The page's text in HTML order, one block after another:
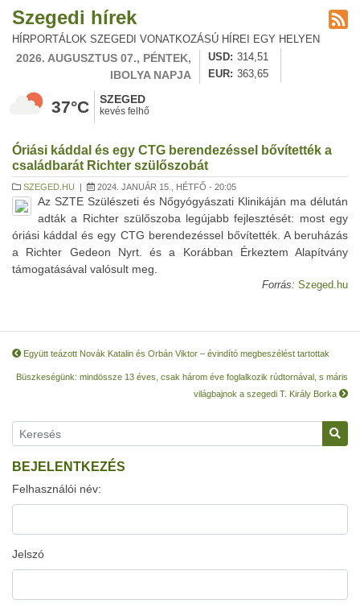
Szegedi hírek
HÍRPORTÁLOK SZEGEDI VONATKOZÁSÚ HÍREI EGY HELYEN
2026. AUGUSZTUS 07., PÉNTEK,
IBOLYA NAPJA
USD
314,51
EUR
363,65
37°C SZEGED
kevés felhő
Óriási káddal és egy CTG berendezéssel bővítették a
családbarát Richter szülőszobát
SZEGED.HU | 2024. JANUÁR 15., HÉTFŐ - 20:05
Az SZTE Szülészeti és Nőgyógyászati Klinikáján ma délután
adták a Richter szülőszoba legújabb fejlesztését: most egy
óriási káddal és egy CTG berendezéssel bővítették. A beruházás
a Richter Gedeon Nyrt. és a Korábban Érkeztem Alapítvány
támogatásával valósult meg.
Forrás: Szeged.hu
Együtt teázott Novák Katalin és Orbán Viktor – évindító megbeszélést tartottak
Büszkeségünk: mindössze 13 éves, csak három éve foglalkozik rúdtornával, s máris
világbajnok a szegedi T. Király Borka
BEJELENTKEZÉS
Felhasználói név:
Jelszó